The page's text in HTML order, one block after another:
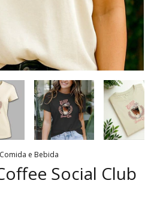
Comida e Bebida
Social Club